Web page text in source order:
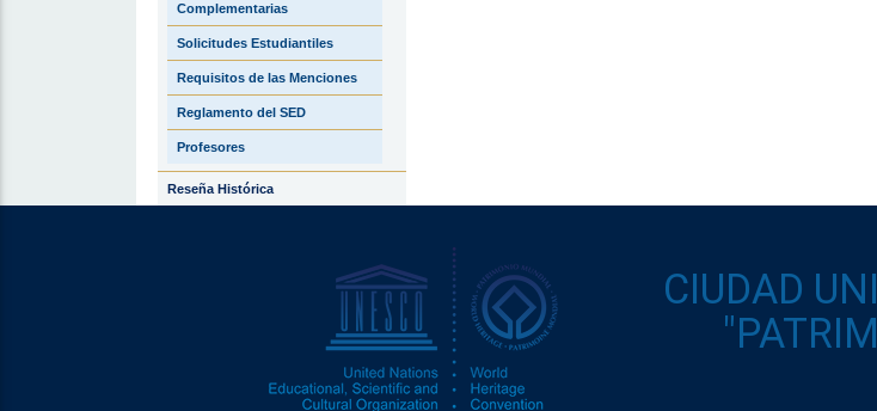
Complementarias
Solicitudes Estudiantiles
Requisitos de las Menciones
Reglamento del SED
Profesores
Reseña Histórica
CIUDAD